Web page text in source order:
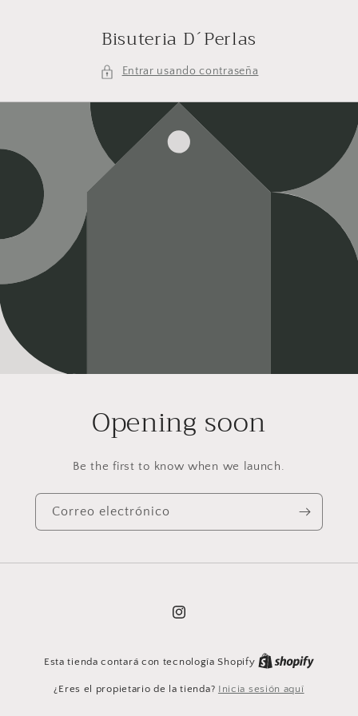
Bisuteria D´Perlas
Entrar usando contraseña
Opening soon
Be the first to know when we launch.
Correo electrónico
Instagram
Esta tienda contará con tecnología Shopify
¿Eres el propietario de la tienda? Inicia sesión aquí